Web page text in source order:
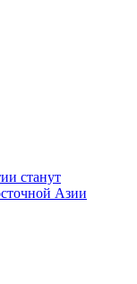
станут
Азии